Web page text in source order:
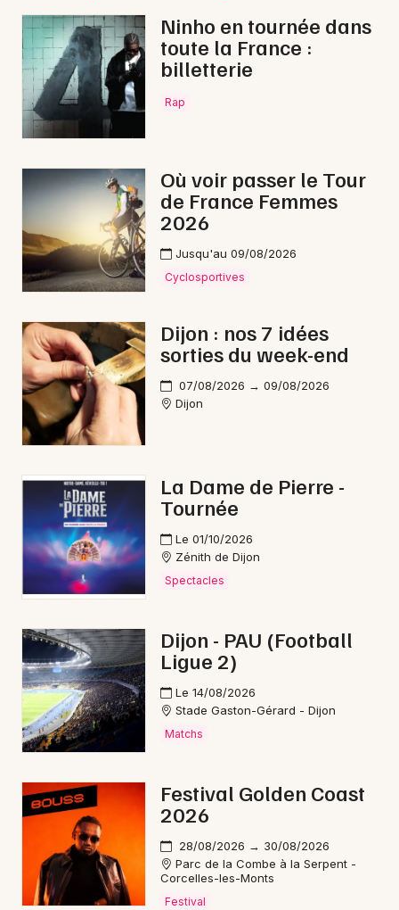
Concerts
Sports
Soirées
Sorties famille
Expos
Sorties & loisirs
Théâtre en Côte d'Or
Théâtre en Bourgogne-Franche-Comté
Artistes en tournée
Actus à Montbard
Magazine à Montbard
21 - Côte d'Or
Choisir mes départements
Mon email
Nice
Paris
Strasbourg
Toulouse
Ninho en tournée dans
toute la France :
billetterie
Rap
Où voir passer le Tour
de France Femmes
2026
Jusqu'au 09/08/2026
Cyclosportives
Dijon : nos 7 idées
sorties du week-end
07/08/2026 → 09/08/2026
Dijon
La Dame de Pierre -
Tournée
Le 01/10/2026
Zénith de Dijon
Spectacles
Dijon - PAU (Football
Ligue 2)
Le 14/08/2026
Stade Gaston-Gérard - Dijon
Matchs
Festival Golden Coast
2026
28/08/2026 → 30/08/2026
Parc de la Combe à la Serpent -
Corcelles-les-Monts
Festival